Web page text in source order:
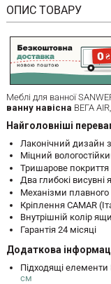
ОПИС ТОВАРУ
Меблі для ванної
ванну навісна ВЕГА
Найголовніші
Лаконічний дизайн
Міцний
Тришарове покриття
Два глибокі
Механізми
Кріплення CAMAR
Внутрішній колір
Гарантія 24 місяці
Додаткова
Підходящі
см